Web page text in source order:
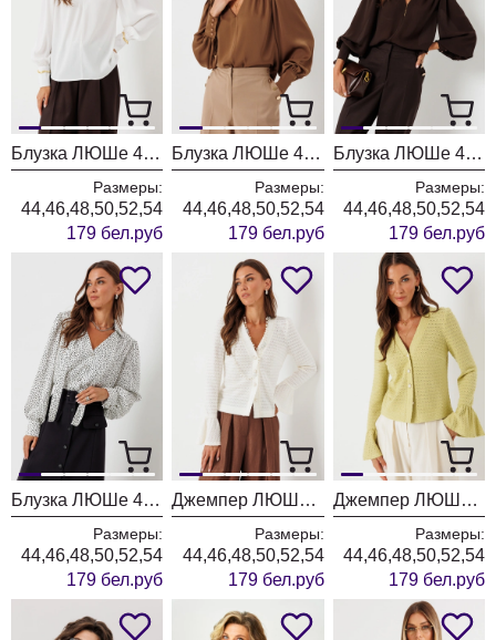
Блузка ЛЮШе 4447 молоко
Размеры:
44,46,48,50,52,54
179 бел.руб
Блузка ЛЮШе 4447 коричневый
Размеры:
44,46,48,50,52,54
179 бел.руб
Блузка ЛЮШе 4447 шоколад
Размеры:
44,46,48,50,52,54
179 бел.руб
Блузка ЛЮШе 4443 молоко
Размеры:
44,46,48,50,52,54
179 бел.руб
Джемпер ЛЮШе 4438 молоко
Размеры:
44,46,48,50,52,54
179 бел.руб
Джемпер ЛЮШе 4438 оливка
Размеры:
44,46,48,50,52,54
179 бел.руб